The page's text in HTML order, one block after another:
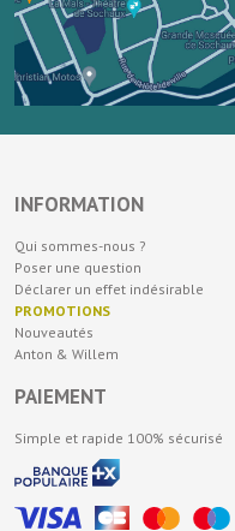
INFORMATION
Qui sommes-nous ?
Poser une question
Déclarer un effet indésirable
PROMOTIONS
Nouveautés
Anton & Willem
PAIEMENT
Simple et rapide 100% sécurisé